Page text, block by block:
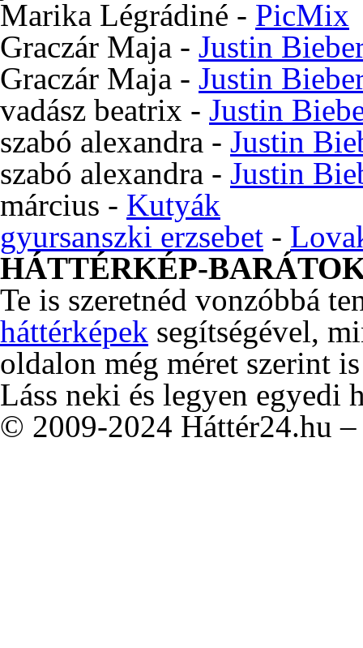
Marika Légrádiné - PicMix
Graczár Maja - Justin
Graczár Maja - Justin
vadász beatrix - Justin
szabó alexandra - Justin
szabó alexandra - Justin
március - Kutyák
gyursanszki erzsebet -
HÁTTÉRKÉP-
Te is szeretnéd vonzóbbá
háttérképek segítségével,
oldalon még méret szerint
Láss neki és legyen egyedi
© 2009-2024 Háttér24.hu